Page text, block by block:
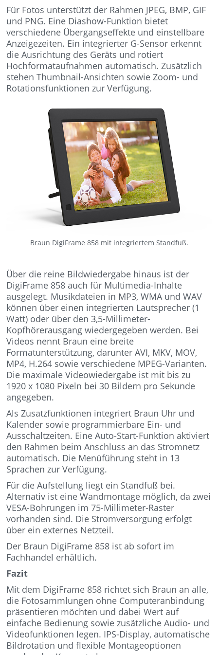
Für Fotos unterstützt der Rahmen JPEG, BMP, GIF
und PNG. Eine Diashow-Funktion bietet
verschiedene Übergangseffekte und einstellbare
Anzeigezeiten. Ein integrierter G-Sensor erkennt
die Ausrichtung des Geräts und rotiert
Hochformataufnahmen automatisch. Zusätzlich
stehen Thumbnail-Ansichten sowie Zoom- und
Rotationsfunktionen zur Verfügung.
Braun DigiFrame 858 mit integriertem Standfuß.
Über die reine Bildwiedergabe hinaus ist der
DigiFrame 858 auch für Multimedia-Inhalte
ausgelegt. Musikdateien in MP3, WMA und WAV
können über einen integrierten Lautsprecher (1
Watt) oder über den 3,5-Millimeter-
Kopfhörerausgang wiedergegeben werden. Bei
Videos nennt Braun eine breite
Formatunterstützung, darunter AVI, MKV, MOV,
MP4, H.264 sowie verschiedene MPEG-Varianten.
Die maximale Videowiedergabe ist mit bis zu
1920 x 1080 Pixeln bei 30 Bildern pro Sekunde
angegeben.
Als Zusatzfunktionen integriert Braun Uhr und
Kalender sowie programmierbare Ein- und
Ausschaltzeiten. Eine Auto-Start-Funktion aktiviert
den Rahmen beim Anschluss an das Stromnetz
automatisch. Die Menüführung steht in 13
Sprachen zur Verfügung.
Für die Aufstellung liegt ein Standfuß bei.
Alternativ ist eine Wandmontage möglich, da zwei
VESA-Bohrungen im 75-Millimeter-Raster
vorhanden sind. Die Stromversorgung erfolgt
über ein externes Netzteil.
Der Braun DigiFrame 858 ist ab sofort im
Fachhandel erhältlich.
Fazit
Mit dem DigiFrame 858 richtet sich Braun an alle,
die Fotosammlungen ohne Computeranbindung
präsentieren möchten und dabei Wert auf
einfache Bedienung sowie zusätzliche Audio- und
Videofunktionen legen. IPS-Display, automatische
Bildrotation und flexible Montageoptionen